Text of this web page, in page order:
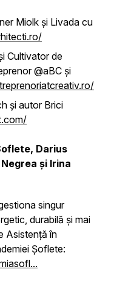
Miolk și Livada cu
Cultivator de
@aBC și
și autor Brici
Darius
și Irina
singur
durabilă și mai
Asistență în
Șoflete: